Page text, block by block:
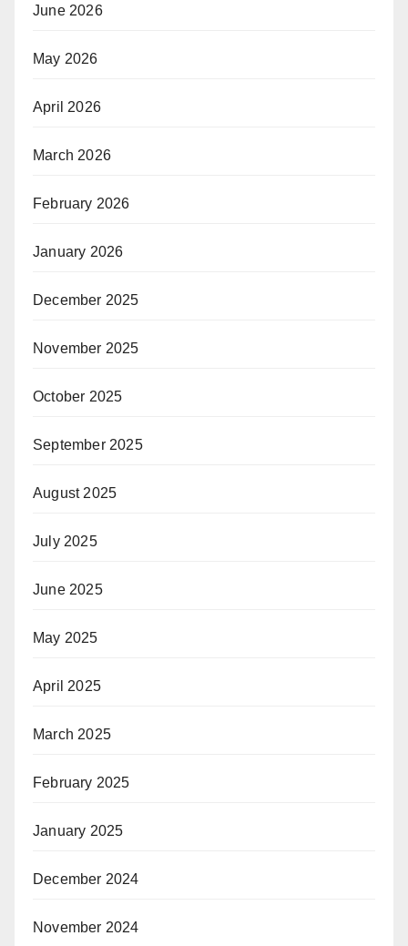
June 2026
May 2026
April 2026
March 2026
February 2026
January 2026
December 2025
November 2025
October 2025
September 2025
August 2025
July 2025
June 2025
May 2025
April 2025
March 2025
February 2025
January 2025
December 2024
November 2024